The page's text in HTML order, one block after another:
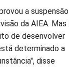
a suspensão
da AIEA. Mas
de desenvolver
determinado a
disse